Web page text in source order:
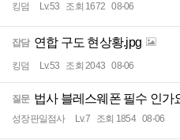
킹덤 Lv.53 조회 1672 08-06
잡담 연합 구도 현상황.jpg
킹덤 Lv.53 조회 2043 08-06
질문 법사 블레스웨폰 필수 인가
성장판일점사 Lv.7 조회 1854 08-06